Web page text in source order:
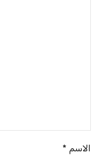
الاسم *